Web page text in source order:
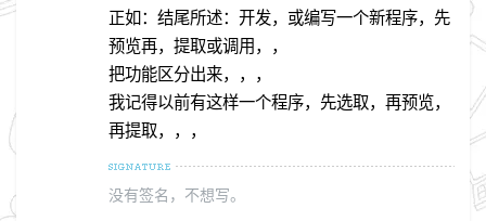
正如：结尾所述：开发，或编写一个新程序，先
预览再，提取或调用，，
把功能区分出来，，，
我记得以前有这样一个程序，先选取，再预览，
再提取，，，
没有签名，不想写。